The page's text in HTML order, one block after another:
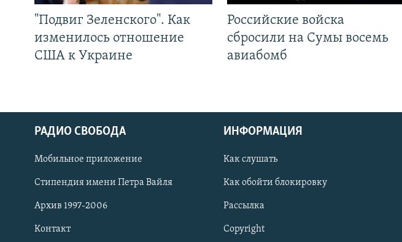
СОЦИАЛЬНЫЕ СЕТИ
"Подвиг Зеленского". Как
изменилось отношение
США к Украине
Российские войска
сбросили на Сумы восемь
авиабомб
РАДИО СВОБОДА
Мобильное приложение
Стипендия имени Петра Вайля
Архив 1997-2006
Контакт
ИНФОРМАЦИЯ
Как слушать
Как обойти блокировку
Рассылка
Copyright